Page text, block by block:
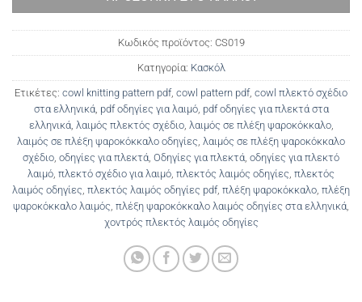
Κωδικός προϊόντος: CS019
Κατηγορία: Κασκόλ
Ετικέτες: cowl knitting pattern pdf, cowl pattern pdf, cowl πλεκτό σχέδιο
στα ελληνικά, pdf οδηγίες για λαιμό, pdf οδηγίες για πλεκτά στα
ελληνικά, λαιμός πλεκτός σχέδιο, λαιμός σε πλέξη ψαροκόκκαλο,
λαιμός σε πλέξη ψαροκόκκαλο οδηγίες λαιμός σε πλέξη ψαροκόκκαλο
σχέδιο οδηγίες για πλεκτά Οδηγίες για πλεκτά οδηγίες για πλεκτό
λαιμό πλεκτό σχέδιο για λαιμό πλεκτός λαιμός οδηγίες πλεκτός
λαιμός οδηγίες πλεκτός λαιμός οδηγίες pdf, πλέξη ψαροκόκκαλο πλέξη
ψαροκόκκαλο λαιμός πλέξη ψαροκόκκαλο λαιμός οδηγίες στα ελληνικά
χοντρός πλεκτός λαιμός οδηγίες